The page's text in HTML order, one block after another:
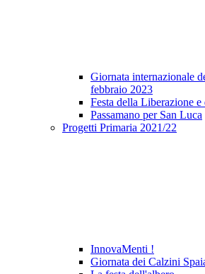
Giornata internazionale
febbraio 2023
Festa della Liberazione e
Passamano per San Luca
Progetti Primaria 2021/22
InnovaMenti !
Giornata dei Calzini